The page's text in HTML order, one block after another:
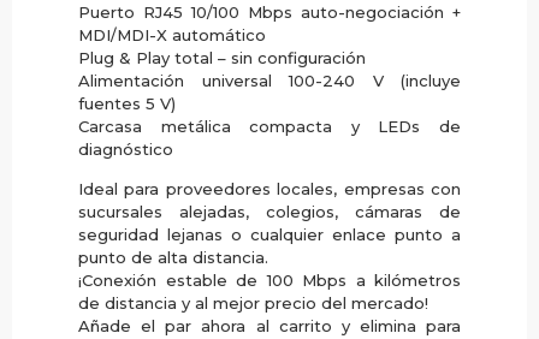
Puerto RJ45 10/100 Mbps auto-negociación +
MDI/MDI-X automático
Plug & Play total – sin configuración
Alimentación universal 100-240 V (incluye
fuentes 5 V)
Carcasa metálica compacta y LEDs de
diagnóstico
Ideal para proveedores locales, empresas con
sucursales alejadas, colegios, cámaras de
seguridad lejanas o cualquier enlace punto a
punto de alta distancia.
¡Conexión estable de 100 Mbps a kilómetros
de distancia y al mejor precio del mercado!
Añade el par ahora al carrito y elimina para